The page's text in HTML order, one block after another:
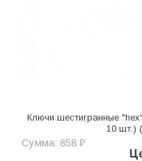
Ключи шестигранные
10 шт.)
Сумма: 858 ₽